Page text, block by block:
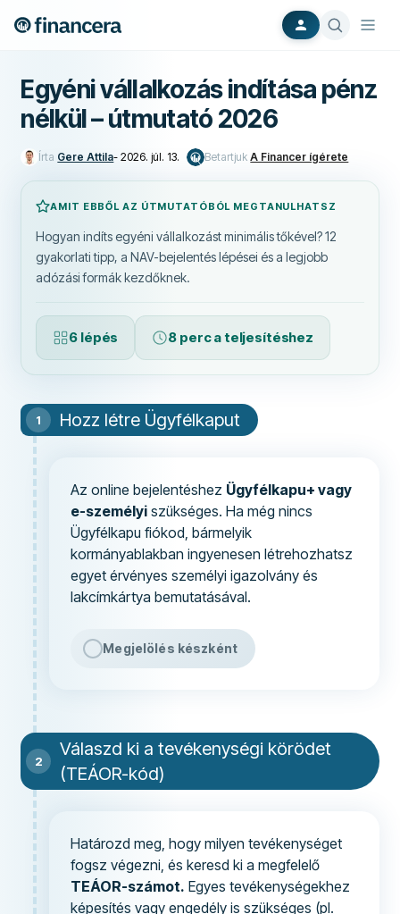
Egyéni vállalkozás indítása pénz
nélkül – útmutató 2026
Írta Gere Attila-2026. júl. 13. Betartjuk A Financer ígérete
AMIT EBBŐL AZ ÚTMUTATÓBÓL MEGTANULHATSZ
Hogyan indíts egyéni vállalkozást minimális tőkével? 12
gyakorlati tipp, a NAV-bejelentés lépései és a legjobb
adózási formák kezdőknek.
6 lépés 8 perc a teljesítéshez
Hozz létre Ügyfélkaput
Az online bejelentéshez Ügyfélkapu+ vagy
e-személyi szükséges. Ha még nincs
Ügyfélkapu fiókod, bármelyik
kormányablakban ingyenesen létrehozhatsz
egyet érvényes személyi igazolvány és
lakcímkártya bemutatásával.
Megjelölés készként
Válaszd ki a tevékenységi körödet
(TEÁOR-kód)
Határozd meg, hogy milyen tevékenységet
fogsz végezni, és keresd ki a megfelelő
TEÁOR-számot. Egyes tevékenységekhez
képesítés vagy engedély is szükséges (pl.